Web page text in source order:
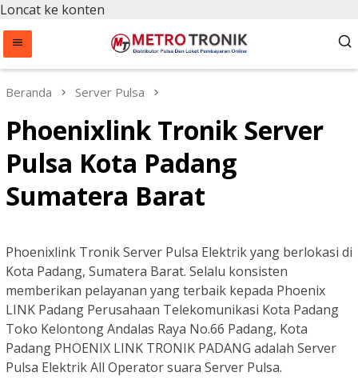
Loncat ke konten
Beranda Server Pulsa
Phoenixlink Tronik Server
Pulsa Kota Padang
Sumatera Barat
Phoenixlink Tronik Server Pulsa Elektrik yang berlokasi di
Kota Padang, Sumatera Barat. Selalu konsisten
memberikan pelayanan yang terbaik kepada Phoenix
LINK Padang Perusahaan Telekomunikasi Kota Padang
Toko Kelontong Andalas Raya No.66 Padang, Kota
Padang PHOENIX LINK TRONIK PADANG adalah Server
Pulsa Elektrik All Operator suara Server Pulsa.